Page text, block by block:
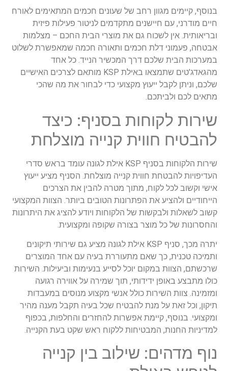
בנוסף, קיימים מגוון רחב של שעונים חכמים המתאימים לאורח
חיים מודרני, עם חיישנים מתקדמים לניטור פעילות פיזית
ובריאותית. אין לשכוח גם את מוצרי הבית החכם – מצלמות
אבטחה, פעמוני דלת חכמים ותאורה חכמה שמאפשרת לשלוט
במערכות הבית שלכם דרך המכשיר הנייד. כל אחד
מהגאדג'טים שתמצאו באילת KSP מותאם לצרכים האישיים
שלכם, וניתן לקבל ייעוץ מקצועי כדי לבחור את מה שהכי
מתאים לכם ולביתכם.
שירות לקוחות בסניף: כיצד
להבטיח חווית קנייה מוצלחת
שירות הלקוחות בסניף KSP אילת לגונה עומד בראש סדרי
העדיפויות להבטחת חווית קנייה מוצלחת. הסניף מציע ייעוץ
אישי וקשוב לכל לקוח, מתוך מטרה להבין את הצרכים
הייחודיים ולהציע את הפתרונות הטובים ביותר. הצוות המקצועי
קשוב לשאלות ולבקשות של הלקוחות ויודע להציג את היתרונות
והחסרונות של כל מוצר בצורה שקופה ומקצועית.
יתרה מכך, סניף KSP אילת לגונה מציע גם שירותי תיקונים
ותמיכה טכנית, כך שאם מתעוררת בעיה עם אחד המוצרים
שרכשתם, הצוות במקום יוכל לסייע בנעימות וביעילות. השירות
כולו מתבצע באופן ידידותי, תוך שמירה על אווירה רגועה
ומזמינה. צוות השירות כולל אנשי מקצוע מנוסים במעבדות
תיקון, וכל זאת על מנת להבטיח שכל בעיה תקבל מענה מהיר
ומקצועי. בנוסף, קיימת אפשרות להחזרים והחלפות, בכפוף
למדיניות החנות, המבטיחות ללקוח ראש שקט בעת הקנייה.
נוף מדהים: שילוב בין קנייה